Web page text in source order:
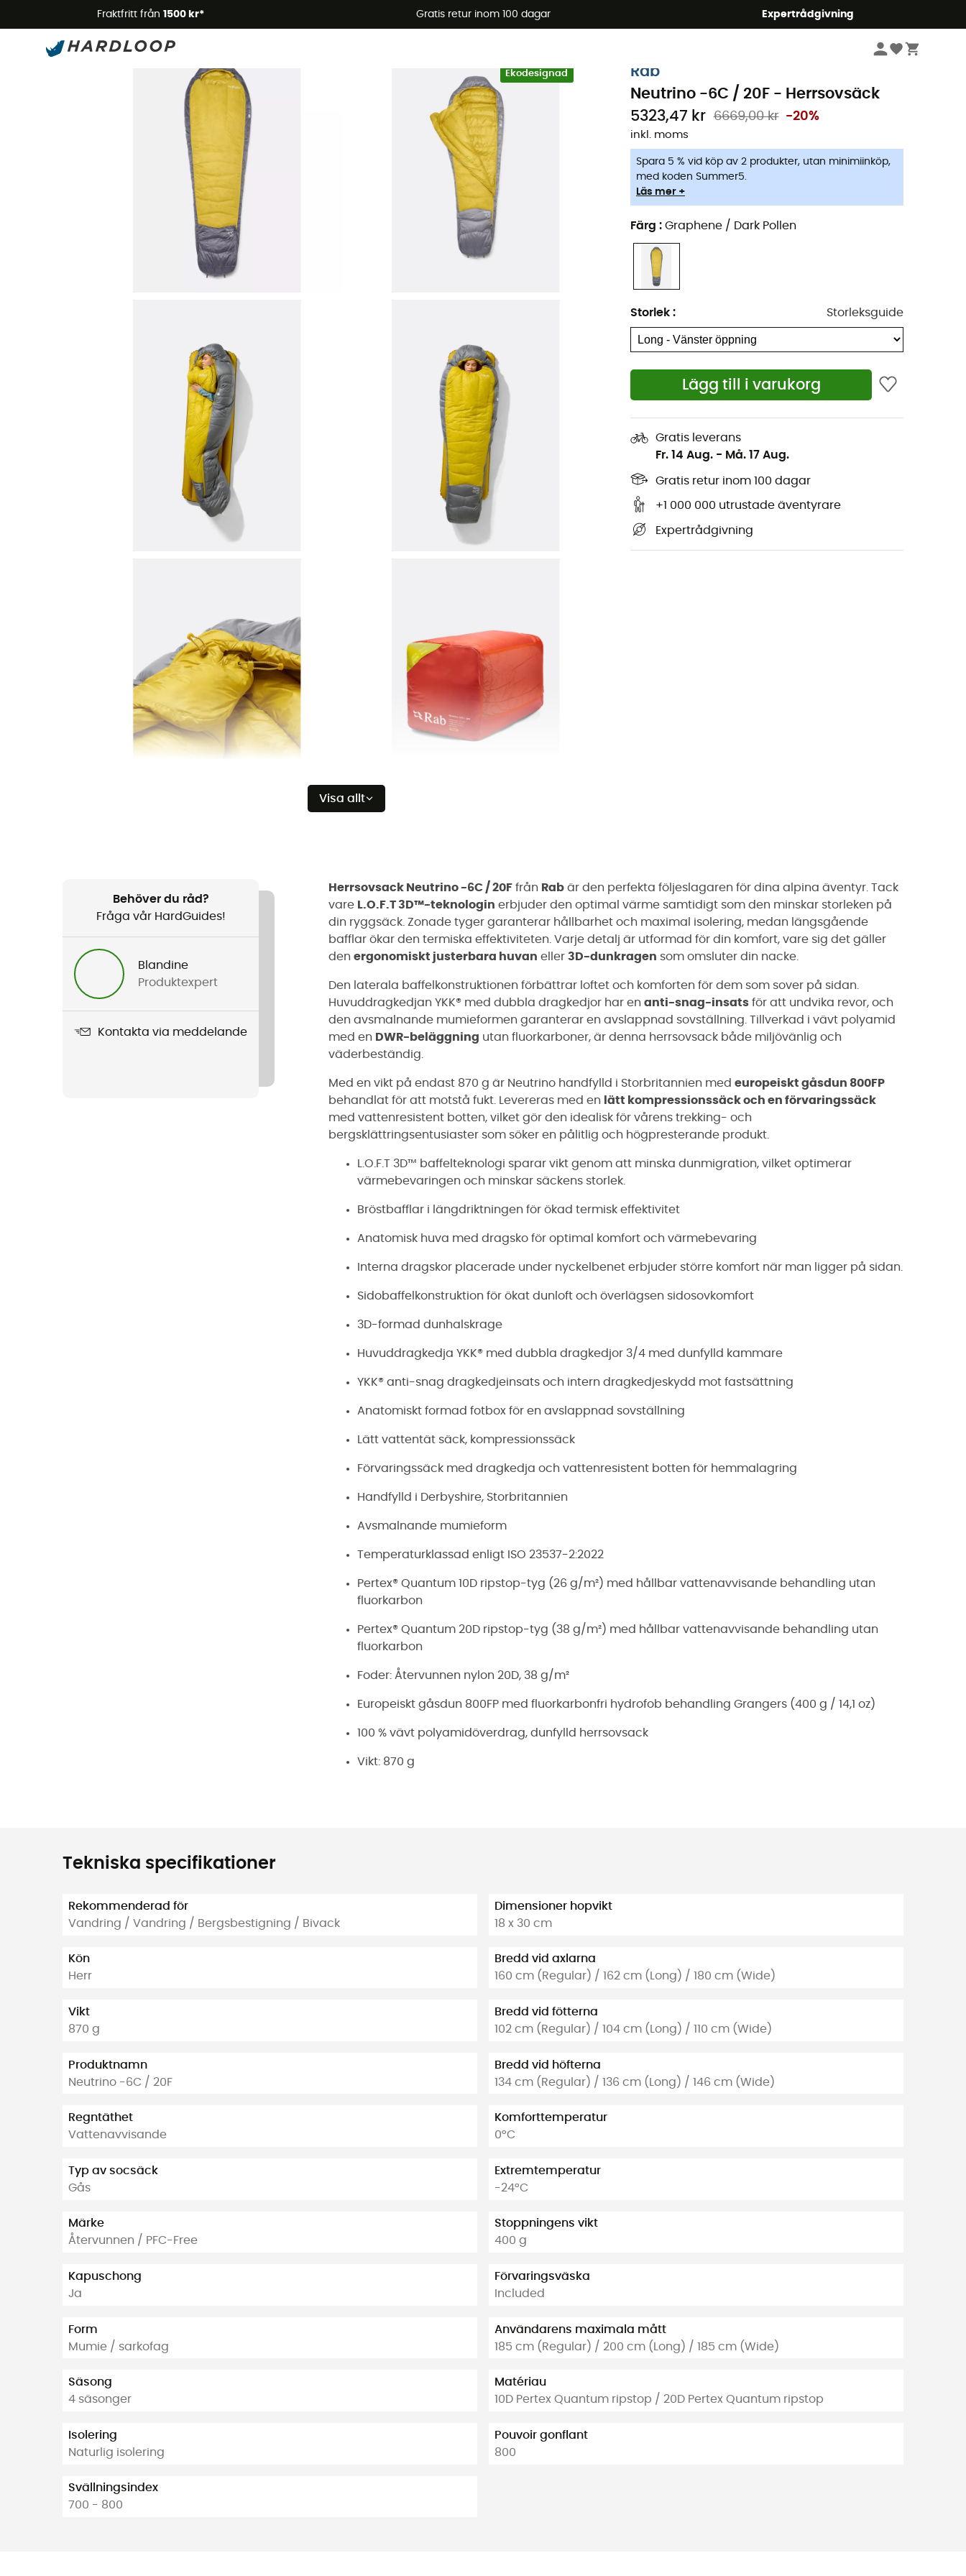
Fraktfritt från 1500 kr* Gratis retur inom 100 dagar Expertrådgivning
Sommarerbjudanden 🔥 -5 % EXTRA vid köp av 2 produkter* kod Summer5
Ekodesignad
Visa allt
Rab
Neutrino -6C / 20F - Herrsovsäck
5323,47 kr 6669,00 kr -20%
inkl. moms
Spara 5 % vid köp av 2 produkter, utan minimiinköp,
med koden Summer5.
Läs mer +
Färg : Graphene / Dark Pollen
Storlek : Storleksguide
Lägg till i varukorg
Gratis leverans
Fr. 14 Aug. - Må. 17 Aug.
Gratis retur inom 100 dagar
+1 000 000 utrustade äventyrare
Expertrådgivning
Behöver du råd?
Fråga vår HardGuides!
Blandine
Produktexpert
Kontakta via meddelande
Herrsovsack Neutrino -6C / 20F från Rab är den perfekta följeslagaren för dina alpina äventyr. Tack
vare L.O.F.T 3D™-teknologin erbjuder den optimal värme samtidigt som den minskar storleken på
din ryggsäck. Zonade tyger garanterar hållbarhet och maximal isolering, medan längsgående
bafflar ökar den termiska effektiviteten. Varje detalj är utformad för din komfort, vare sig det gäller
den ergonomiskt justerbara huvan eller 3D-dunkragen som omsluter din nacke.
Den laterala baffelkonstruktionen förbättrar loftet och komforten för dem som sover på sidan.
Huvuddragkedjan YKK® med dubbla dragkedjor har en anti-snag-insats för att undvika revor, och
den avsmalnande mumieformen garanterar en avslappnad sovställning. Tillverkad i vävt polyamid
med en DWR-beläggning utan fluorkarboner, är denna herrsovsack både miljövänlig och
väderbeständig.
Med en vikt på endast 870 g är Neutrino handfylld i Storbritannien med europeiskt gåsdun 800FP
behandlat för att motstå fukt. Levereras med en
lätt kompressionssäck och en förvaringssäck
med vattenresistent botten, vilket gör den idealisk för vårens trekking- och
bergsklättringsentusiaster som söker en pålitlig och högpresterande produkt.
L.O.F.T 3D™ baffelteknologi sparar vikt genom att minska dunmigration, vilket optimerar
värmebevaringen och minskar säckens storlek.
Bröstbafflar i längdriktningen för ökad termisk effektivitet
Anatomisk huva med dragsko för optimal komfort och värmebevaring
Interna dragskor placerade under nyckelbenet erbjuder större komfort när man ligger på sidan.
Sidobaffelkonstruktion för ökat dunloft och överlägsen sidosovkomfort
3D-formad dunhalskrage
Huvuddragkedja YKK® med dubbla dragkedjor 3/4 med dunfylld kammare
YKK® anti-snag dragkedjeinsats och intern dragkedjeskydd mot fastsättning
Anatomiskt formad fotbox för en avslappnad sovställning
Lätt vattentät säck, kompressionssäck
Förvaringssäck med dragkedja och vattenresistent botten för hemmalagring
Handfylld i Derbyshire, Storbritannien
Avsmalnande mumieform
Temperaturklassad enligt ISO 23537-2:2022
Pertex® Quantum 10D ripstop-tyg (26 g/m²) med hållbar vattenavvisande behandling utan
fluorkarbon
Pertex® Quantum 20D ripstop-tyg (38 g/m²) med hållbar vattenavvisande behandling utan
fluorkarbon
Foder: Återvunnen nylon 20D, 38 g/m²
Europeiskt gåsdun 800FP med fluorkarbonfri hydrofob behandling Grangers (400 g / 14,1 oz)
100 % vävt polyamidöverdrag, dunfylld herrsovsack
Vikt: 870 g
Tekniska specifikationer
Rekommenderad för
Vandring / Vandring / Bergsbestigning / Bivack
Kön
Herr
Vikt
870 g
Produktnamn
Neutrino -6C / 20F
Regntäthet
Vattenavvisande
Typ av socsäck
Gås
Märke
Återvunnen / PFC-Free
Kapuschong
Ja
Form
Mumie / sarkofag
Säsong
4 säsonger
Isolering
Naturlig isolering
Svällningsindex
700 - 800
Dimensioner hopvikt
18 x 30 cm
Bredd vid axlarna
160 cm (Regular) / 162 cm (Long) / 180 cm (Wide)
Bredd vid fötterna
102 cm (Regular) / 104 cm (Long) / 110 cm (Wide)
Bredd vid höfterna
134 cm (Regular) / 136 cm (Long) / 146 cm (Wide)
Komforttemperatur
0°C
Extremtemperatur
-24°C
Stoppningens vikt
400 g
Förvaringsväska
Included
Användarens maximala mått
185 cm (Regular) / 200 cm (Long) / 185 cm (Wide)
Matériau
10D Pertex Quantum ripstop / 20D Pertex Quantum ripstop
Pouvoir gonflant
800